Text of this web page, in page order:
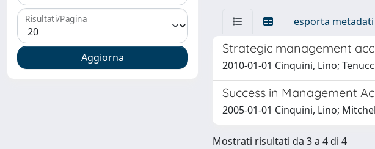
Risultati/Pagina esporta metadati
Strategic management
2010-01-01 Cinquini, Lino;
Success in Management
2005-01-01 Cinquini, Lino;
Mostrati risultati da 3 a 4 di 4